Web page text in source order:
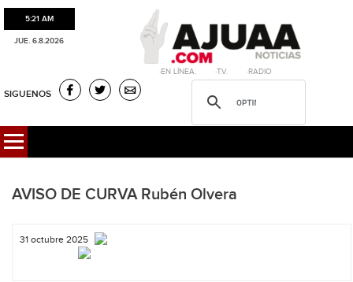
5:21 AM
JUE. 6.8.2026
·EN LÍNEA. ·T.V. ·RADIO
SIGUENOS
AVISO DE CURVA Rubén Olvera
31 octubre 2025